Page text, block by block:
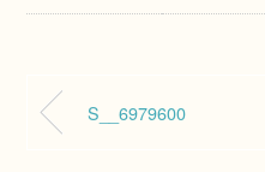
S__6979600